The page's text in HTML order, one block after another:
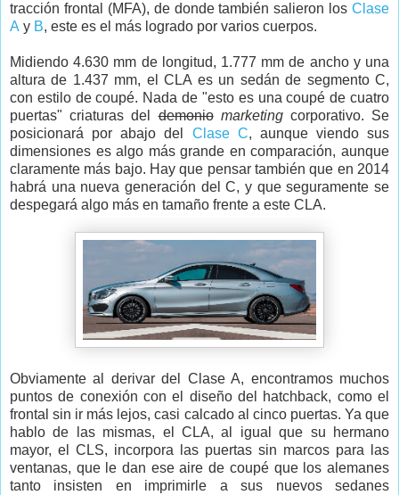
tracción frontal (MFA), de donde también salieron los Clase
A y B, este es el más logrado por varios cuerpos.
Midiendo 4.630 mm de longitud, 1.777 mm de ancho y una
altura de 1.437 mm, el CLA es un sedán de segmento C,
con estilo de coupé. Nada de "esto es una coupé de cuatro
puertas" criaturas deldemonio marketing corporativo. Se
posicionará por abajo del Clase C, aunque viendo sus
dimensiones es algo más grande en comparación, aunque
claramente más bajo. Hay que pensar también que en 2014
habrá una nueva generación del C, y que seguramente se
despegará algo más en tamaño frente a este CLA.
Obviamente al derivar del Clase A, encontramos muchos
puntos de conexión con el diseño del hatchback, como el
frontal sin ir más lejos, casi calcado al cinco puertas. Ya que
hablo de las mismas, el CLA, al igual que su hermano
mayor, el CLS, incorpora las puertas sin marcos para las
ventanas, que le dan ese aire de coupé que los alemanes
tanto insisten en imprimirle a sus nuevos sedanes